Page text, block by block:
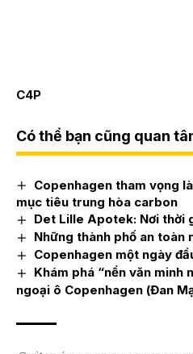
C4P
Có thể bạn cũng quan
Copenhagen tham vọng
mục tiêu trung hòa carbon
Det Lille Apotek: Nơi thời
Những thành phố an toàn
Copenhagen một ngày
Khám phá “nền văn minh
ngoại ô Copenhagen (Đan